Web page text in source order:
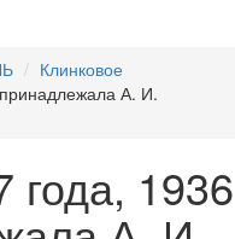
Клинковое
А. И.
1936